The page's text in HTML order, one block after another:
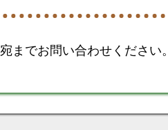
までお問い合わせください。